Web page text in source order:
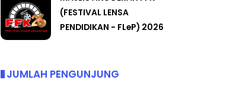
(FESTIVAL LENSA
PENDIDIKAN - FLeP) 2026
JUMLAH PENGUNJUNG